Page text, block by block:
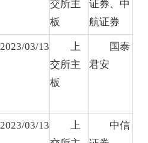
交所主
板
证券、中
航证券
2023/03/13
上
交所主
板
国泰
君安
2023/03/13
上
中信